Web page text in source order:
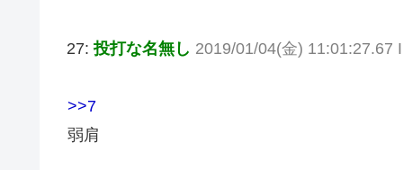
27:投打な名無し 2019/01/04(金) 11:01:27.67
>>7
弱肩